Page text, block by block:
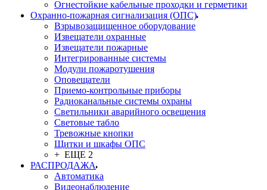
Огнестойкие кабельные проходки и герметики
Охранно-пожарная сигнализация (ОПС)
Взрывозащищенное оборудование
Извещатели охранные
Извещатели пожарные
Интегрированные системы
Модули пожаротушения
Оповещатели
Приемо-контрольные приборы
Радиоканальные системы охраны
Светильники аварийного освещения
Световые табло
Тревожные кнопки
Щитки и шкафы ОПС
+ ЕЩЕ 2
РАСПРОДАЖА
Автоматика
Видеонаблюдение